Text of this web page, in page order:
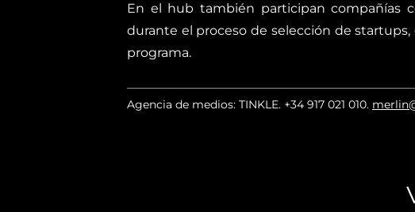
En el hub también participan compañías
durante el proceso de selección de startups,
programa.
Agencia de medios: TINKLE. +34 917 021 010.